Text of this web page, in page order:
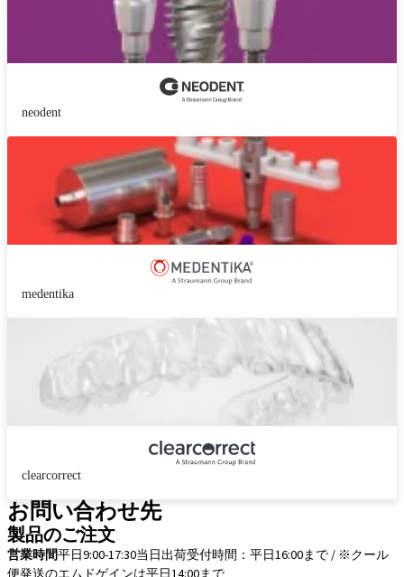
neodent
medentika
clearcorrect
お問い合わせ先
製品のご注文
営業時間平日9:00-17:30当日出荷受付時間：平日16:00まで / ※クール